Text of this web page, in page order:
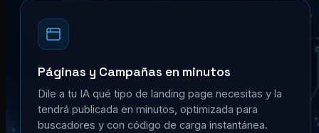
Páginas y Campañas en minutos
Dile a tu IA qué tipo de landing page necesitas y la
tendrá publicada en minutos, optimizada para
buscadores y con código de carga instantánea.